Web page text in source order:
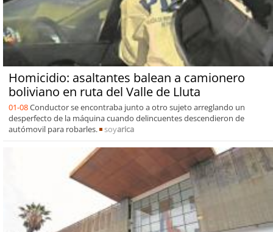
Homicidio: asaltantes balean a camionero
boliviano en ruta del Valle de Lluta
01-08Conductor se encontraba junto a otro sujeto arreglando un
desperfecto de la máquina cuando delincuentes descendieron de
autómovil para robarles.
soyarica